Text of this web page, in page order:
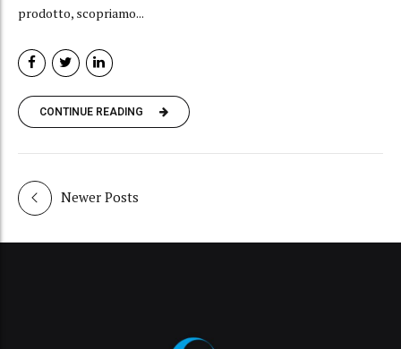
prodotto, scopriamo...
CONTINUE READING
Newer Posts